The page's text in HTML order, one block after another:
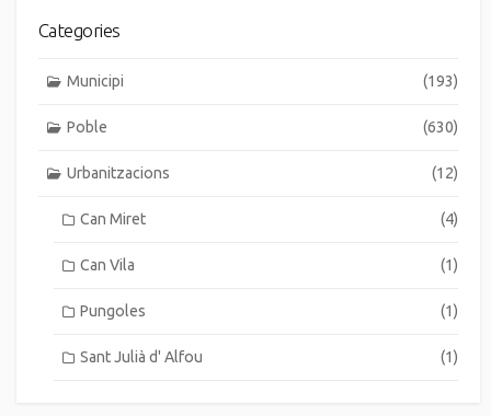
Categories
Municipi (193)
Poble (630)
Urbanitzacions (12)
Can Miret (4)
Can Vila (1)
Pungoles (1)
Sant Julià d' Alfou (1)